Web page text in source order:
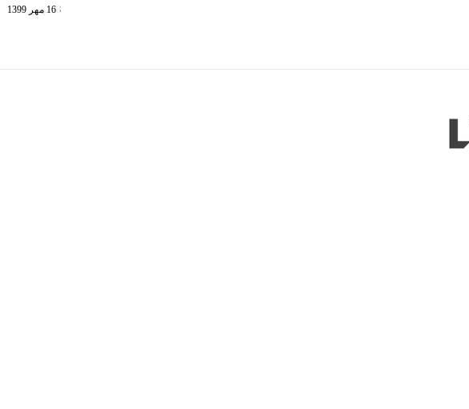
28 بهمن 140116 مهر 1399